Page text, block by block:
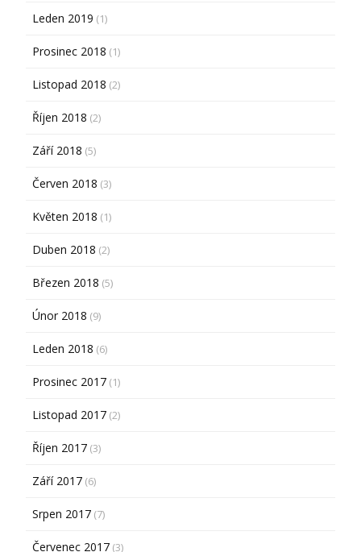
Leden 2019 (1)
Prosinec 2018 (1)
Listopad 2018 (2)
Říjen 2018 (2)
Září 2018 (5)
Červen 2018 (3)
Květen 2018 (1)
Duben 2018 (2)
Březen 2018 (5)
Únor 2018 (9)
Leden 2018 (6)
Prosinec 2017 (1)
Listopad 2017 (2)
Říjen 2017 (3)
Září 2017 (6)
Srpen 2017 (7)
Červenec 2017 (3)